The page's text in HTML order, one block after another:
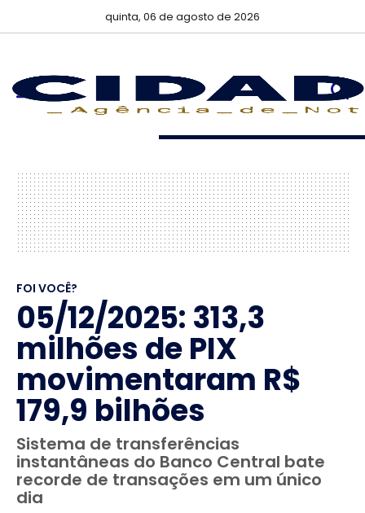
quinta, 06 de agosto de 2026
FOI VOCÊ?
05/12/2025: 313,3
milhões de PIX
movimentaram R$
179,9 bilhões
Sistema de transferências
instantâneas do Banco Central bate
recorde de transações em um único
dia